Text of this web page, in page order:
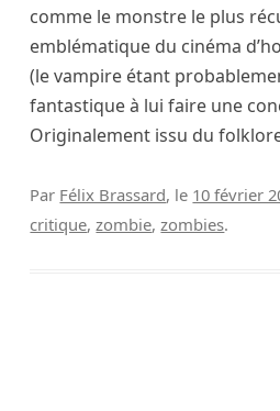
comme le monstre le plus
emblématique du cinéma
(le vampire étant
fantastique à lui faire une
Originalement issu du
Par Félix Brassard, le 10 février
critique,zombie,zombies.